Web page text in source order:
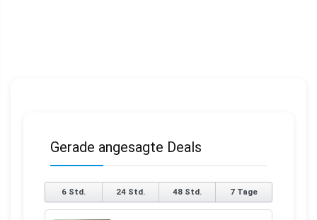
Gerade angesagte Deals
6 Std. 24 Std. 48 Std. 7 Tage